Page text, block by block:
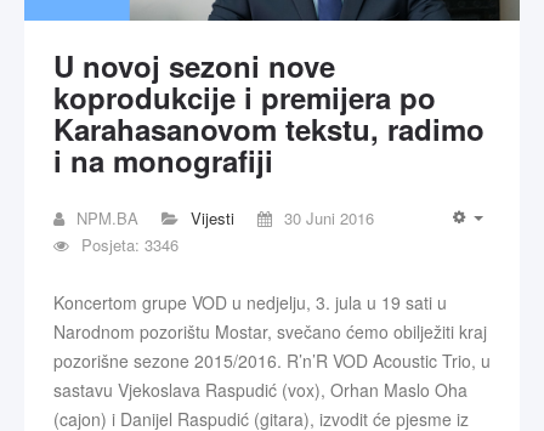
U novoj sezoni nove
koprodukcije i premijera po
Karahasanovom tekstu, radimo
i na monografiji
NPM.BA Vijesti
30 Juni 2016
Posjeta: 3346
Koncertom grupe VOD u nedjelju, 3. jula u 19 sati u
Narodnom pozorištu Mostar, svečano ćemo obilježiti kraj
pozorišne sezone 2015/2016. R’n’R VOD Acoustic Trio, u
sastavu Vjekoslava Raspudić (vox), Orhan Maslo Oha
(cajon) i Danijel Raspudić (gitara), izvodit će pjesme iz